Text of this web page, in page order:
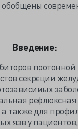
обобщены
Введение:
секреции
а также для
язв у